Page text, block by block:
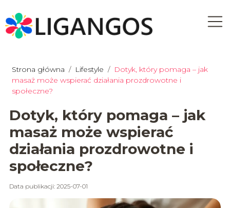
Strona główna / Lifestyle / Dotyk, który pomaga – jak
masaż może wspierać działania prozdrowotne i
społeczne?
Dotyk, który pomaga – jak
masaż może wspierać
działania prozdrowotne i
społeczne?
Data publikacji: 2025-07-01